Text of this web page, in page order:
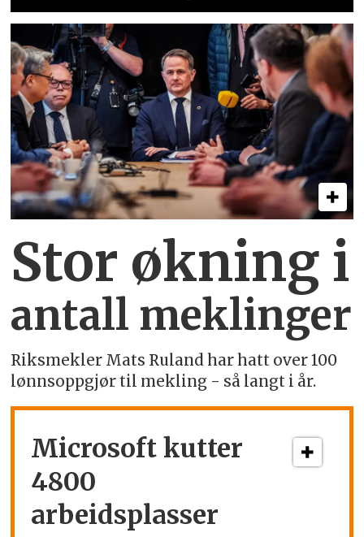
Stor økning i
antall meklinger
Riksmekler Mats Ruland har hatt over 100
lønnsoppgjør til mekling - så langt i år.
Microsoft kutter
4800
arbeidsplasser